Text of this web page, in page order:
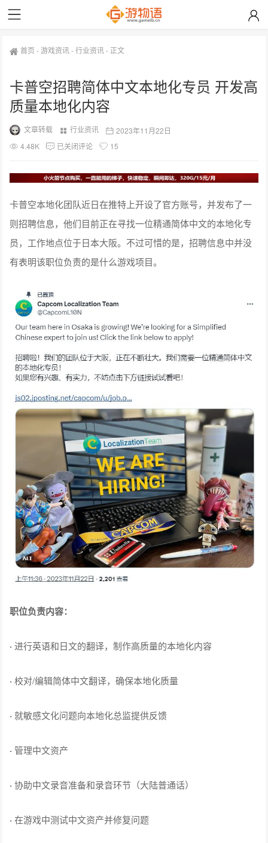
首页 -游戏资讯-行业资讯- 正文
卡普空招聘简体中文本地化专员 开发高
质量本地化内容
文章转载 行业资讯
2023年11月22日
4.48K
已关闭评论 15
卡普空本地化团队近日在推特上开设了官方账号，并发布了一
则招聘信息，他们目前正在寻找一位精通简体中文的本地化专
员，工作地点位于日本大阪。不过可惜的是，招聘信息中并没
有表明该职位负责的是什么游戏项目。
职位负责内容：
·进行英语和日文的翻译，制作高质量的本地化内容
· 校对/编辑简体中文翻译，确保本地化质量
· 就敏感文化问题向本地化总监提供反馈
· 管理中文资产
·协助中文录音准备和录音环节（大陆普通话）
· 在游戏中测试中文资产并修复问题